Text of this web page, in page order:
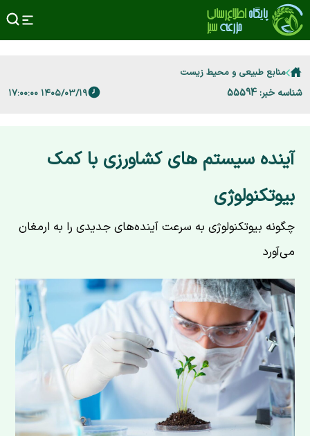
منابع طبیعی و محیط زیست
شناسه خبر: 55594 ۱۴۰۵/۰۳/۱۹ ۱۷:۰۰:۰۰
آینده سیستم های کشاورزی با کمک
بیوتکنولوژی
چگونه بیوتکنولوژی به سرعت آینده‌های جدیدی را به ارمغان
می‌آورد